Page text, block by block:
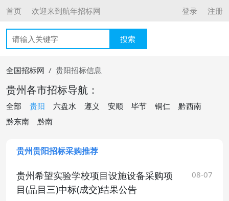
首页 欢迎来到航年招标网 登录 注册
搜索
全国招标网 贵阳招标信息
贵州各市招标导航：
全部 贵阳 六盘水 遵义 安顺 毕节 铜仁
黔西南
黔东南
黔南
贵州贵阳招标采购推荐
贵州希望实验学校项目设施设备采购项
目(品目三)中标(成交)结果公告
08-07